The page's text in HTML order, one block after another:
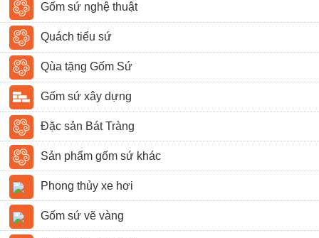
Gốm sứ nghệ thuật
Quách tiểu sứ
Qùa tặng Gốm Sứ
Gốm sứ xây dựng
Đặc sản Bát Tràng
Sản phẩm gốm sứ khác
Phong thủy xe hơi
Gốm sứ vẽ vàng